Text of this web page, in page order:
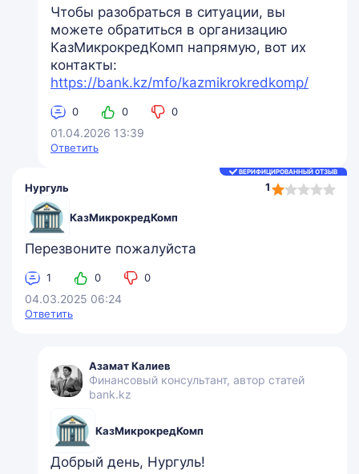
Чтобы разобраться в ситуации, вы
можете обратиться в организацию
КазМикрокредКомп напрямую, вот их
контакты:
https://bank.kz/mfo/kazmikrokredkomp/
0 0 0
01.04.2026 13:39
Ответить
Нургуль
КазМикрокредКомп
ВЕРИФИЦИРОВАННЫЙ ОТЗЫВ
1
1,0
rating
Перезвоните пожалуйста
1 0 0
04.03.2025 06:24
Ответить
Азамат Калиев
Финансовый консультант, автор статей
bank.kz
КазМикрокредКомп
Добрый день, Нургуль!